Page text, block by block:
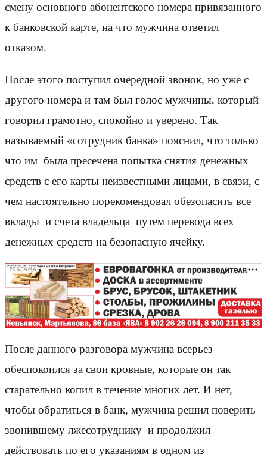
смену основного абонентского номера привязанного
к банковской карте, на что мужчина ответил
отказом.
После этого поступил очередной звонок, но уже с
другого номера и там был голос мужчины, который
говорил грамотно, спокойно и уверено. Так
называемый «сотрудник банка» пояснил, что только
что им была пресечена попытка снятия денежных
средств с его карты неизвестными лицами, в связи, с
чем настоятельно порекомендовал обезопасить все
вклады и счета владельца путем перевода всех
денежных средств на безопасную ячейку.
РЕКЛАМА
После данного разговора мужчина всерьез
обеспокоился за свои кровные, которые он так
старательно копил в течение многих лет. И нет,
чтобы обратиться в банк, мужчина решил поверить
звонившему лжесотруднику и продолжил
действовать по его указаниям в одном из